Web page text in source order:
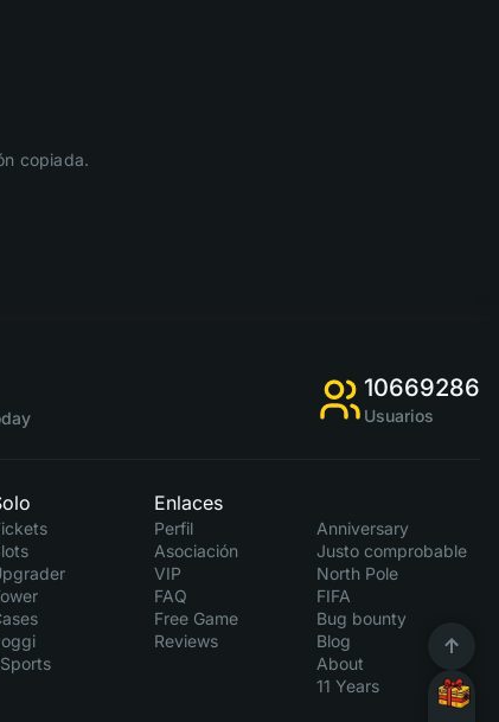
copiada.
10669286
Usuarios
Enlaces
Perfil
Asociación
VIP
FAQ
Free Game
Reviews
Anniversary
Justo comprobable
North Pole
FIFA
Bug bounty
Blog
About
11 Years